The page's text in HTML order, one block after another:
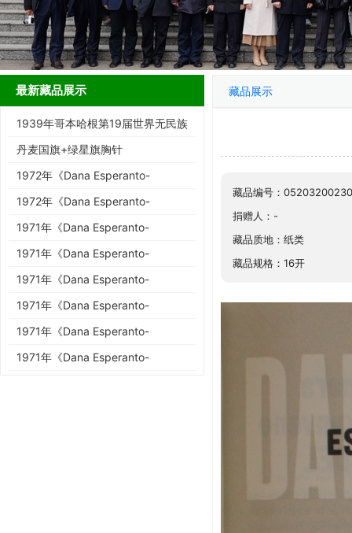
最新藏品展示
1939年哥本哈根第19届世界无民族
协会大会明信片与邮票
丹麦国旗+绿星旗胸针
1972年《Dana Esperanto-
Bulteno》第3-4期
1972年《Dana Esperanto-
Bulteno》第1-2期
1971年《Dana Esperanto-
Bulteno》第11-12期
1971年《Dana Esperanto-
Bulteno》第7-10期
1971年《Dana Esperanto-
Bulteno》第5-6期
1971年《Dana Esperanto-
Bulteno》第4期
1971年《Dana Esperanto-
Bulteno》第3期
1971年《Dana Esperanto-
藏品展示
藏品编号：
捐赠人：-
藏品质地：纸类
藏品规格：16开